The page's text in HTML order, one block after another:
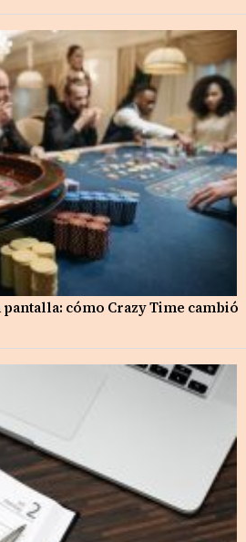
cómo Crazy Time cambió